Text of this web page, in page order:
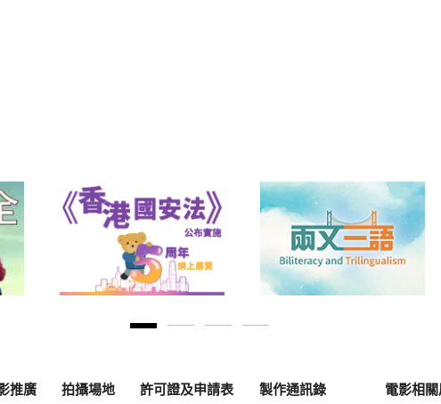
推廣 拍攝場地 許可證及申請表 製作通訊錄 電影相